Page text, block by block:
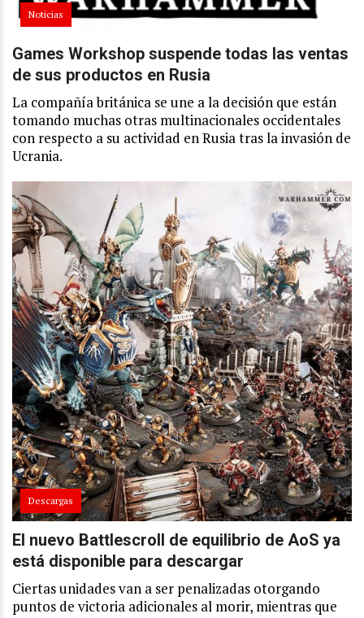
Noticias
Games Workshop suspende todas las ventas
de sus productos en Rusia
La compañía británica se une a la decisión que están
tomando muchas otras multinacionales occidentales
con respecto a su actividad en Rusia tras la invasión de
Ucrania.
Descargas
El nuevo Battlescroll de equilibrio de AoS ya
está disponible para descargar
Ciertas unidades van a ser penalizadas otorgando
puntos de victoria adicionales al morir, mientras que